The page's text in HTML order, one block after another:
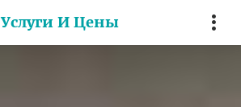
Услуги И Цены